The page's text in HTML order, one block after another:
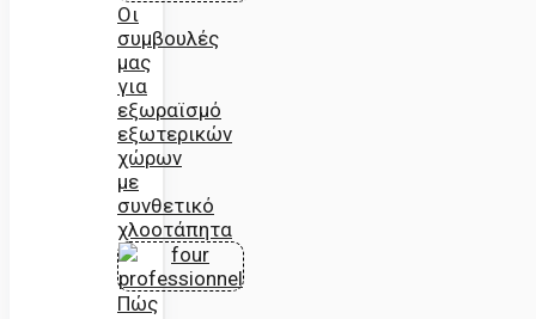
Οι
συμβουλές
μας
για
εξωραϊσμό
εξωτερικών
χώρων
με
συνθετικό
χλοοτάπητα
Πώς